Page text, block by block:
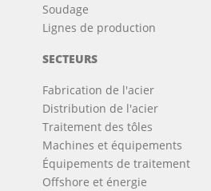
Soudage
Lignes de production
SECTEURS
Fabrication de l'acier
Distribution de l'acier
Traitement des tôles
Machines et équipements
Équipements de traitement
Offshore et énergie